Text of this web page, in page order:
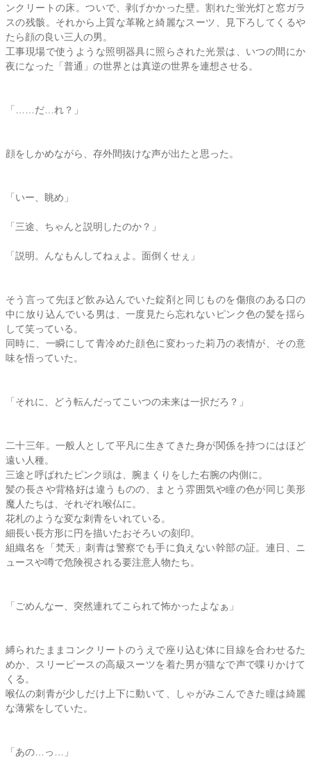
ンクリートの床。ついで、剥げかかった壁。割れた蛍光灯と窓ガラ
スの残骸。それから上質な革靴と綺麗なスーツ、見下ろしてくるや
たら顔の良い三人の男。
工事現場で使うような照明器具に照らされた光景は、いつの間にか
夜になった「普通」の世界とは真逆の世界を連想させる。
「……だ…れ？」
顔をしかめながら、存外間抜けな声が出たと思った。
「いー、眺め」
「三途、ちゃんと説明したのか？」
「説明。んなもんしてねぇよ。面倒くせぇ」
そう言って先ほど飲み込んでいた錠剤と同じものを傷痕のある口の
中に放り込んでいる男は、一度見たら忘れないピンク色の髪を揺ら
して笑っている。
同時に、一瞬にして青冷めた顔色に変わった莉乃の表情が、その意
味を悟っていた。
「それに、どう転んだってこいつの未来は一択だろ？」
二十三年。一般人として平凡に生きてきた身が関係を持つにはほど
遠い人種。
三途と呼ばれたピンク頭は、腕まくりをした右腕の内側に。
髪の長さや背格好は違うものの、まとう雰囲気や瞳の色が同じ美形
魔人たちは、それぞれ喉仏に。
花札のような変な刺青をいれている。
細長い長方形に円を描いたおそろいの刻印。
組織名を「梵天」刺青は警察でも手に負えない幹部の証。連日、ニ
ュースや噂で危険視される要注意人物たち。
「ごめんなー、突然連れてこられて怖かったよなぁ」
縛られたままコンクリートのうえで座り込む体に目線を合わせるた
めか、スリーピースの高級スーツを着た男が猫なで声で喋りかけて
くる。
喉仏の刺青が少しだけ上下に動いて、しゃがみこんできた瞳は綺麗
な薄紫をしていた。
「あの…っ…」